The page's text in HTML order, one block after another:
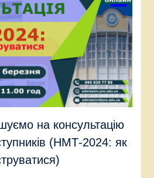
на консультацію
(НМТ-2024: як